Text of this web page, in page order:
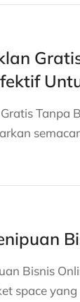
Tanpa
Bisnis
space